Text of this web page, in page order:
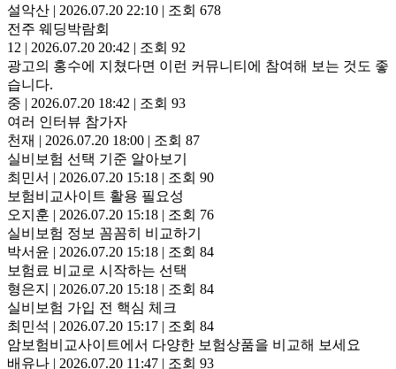
설악산 | 2026.07.20 22:10 | 조회 678
전주 웨딩박람회
12 | 2026.07.20 20:42 | 조회 92
광고의 홍수에 지쳤다면 이런 커뮤니티에 참여해 보는 것도 좋
습니다.
중 | 2026.07.20 18:42 | 조회 93
여러 인터뷰 참가자
천재 | 2026.07.20 18:00 | 조회 87
실비보험 선택 기준 알아보기
최민서 | 2026.07.20 15:18 | 조회 90
보험비교사이트 활용 필요성
오지훈 | 2026.07.20 15:18 | 조회 76
실비보험 정보 꼼꼼히 비교하기
박서윤 | 2026.07.20 15:18 | 조회 84
보험료 비교로 시작하는 선택
형은지 | 2026.07.20 15:18 | 조회 84
실비보험 가입 전 핵심 체크
최민석 | 2026.07.20 15:17 | 조회 84
암보험비교사이트에서 다양한 보험상품을 비교해 보세요
배유나 | 2026.07.20 11:47 | 조회 93